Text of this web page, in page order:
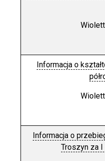
Informacja o
Informacja o
Troszyn za I